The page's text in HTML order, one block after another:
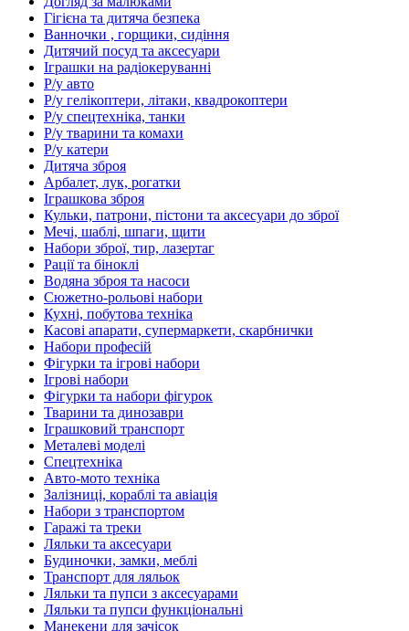
Гігієна та дитяча безпека
Ванночки , горщики, сидіння
Дитячий посуд та аксесуари
Іграшки на радіокеруванні
Р/у авто
Р/у гелікоптери, літаки, квадрокоптери
Р/у спецтехніка, танки
Р/у тварини та комахи
Р/у катери
Дитяча зброя
Арбалет, лук, рогатки
Іграшкова зброя
Кульки, патрони, пістони та аксесуари до зброї
Мечі, шаблі, шпаги, щити
Набори зброї, тир, лазертаг
Рації та біноклі
Водяна зброя та насоси
Сюжетно-рольові набори
Кухні, побутова техніка
Касові апарати, супермаркети, скарбнички
Набори професій
Фігурки та ігрові набори
Ігрові набори
Фігурки та набори фігурок
Тварини та динозаври
Іграшковий транспорт
Металеві моделі
Спецтехніка
Авто-мото техніка
Залізниці, кораблі та авіація
Набори з транспортом
Гаражі та треки
Ляльки та аксесуари
Будиночки, замки, меблі
Транспорт для ляльок
Ляльки та пупси з аксесуарами
Ляльки та пупси функціональні
Манекени для зачісок